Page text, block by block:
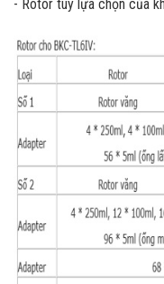
- Rotor tùy lựa chọn của